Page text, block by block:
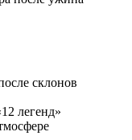
склонов
легенд»